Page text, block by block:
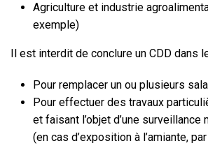
Agriculture et industrie
exemple)
Il est interdit de conclure un CDD dans
Pour remplacer un ou plusieurs
Pour effectuer des travaux
et faisant l’objet d’une
(en cas d’exposition à l’amiante,